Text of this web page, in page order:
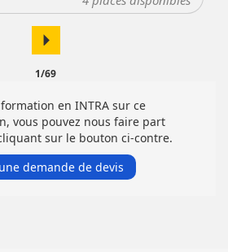
arrow_right
1/69
en INTRA sur ce
vous pouvez nous faire part
sur le bouton ci-contre.
demande de devis